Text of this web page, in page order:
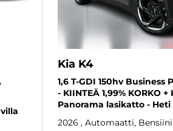
Kia K4
1,6 T-GDI 150hv
- KIINTEÄ 1,99% KORKO
Panorama lasikatto - Heti
2026 , Automaatti,